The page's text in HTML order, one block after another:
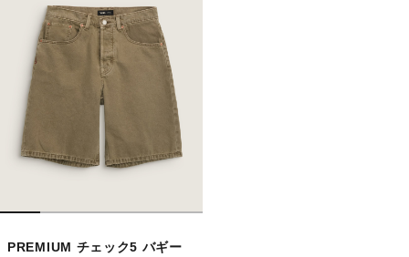
PREMIUM チェック5 バギー